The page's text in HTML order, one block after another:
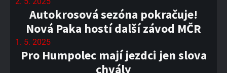
Autokrosová sezóna pokračuje!
Nová Paka hostí další závod MČR
1. 5. 2025
Pro Humpolec mají jezdci jen slova
chvály